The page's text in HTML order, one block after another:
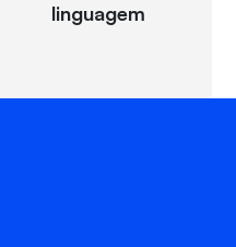
linguagem